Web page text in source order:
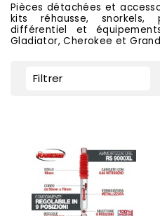
Pièces détachées et
kits réhausse, snorkels,
différentiel et
Gladiator, Cherokee et
Filtrer